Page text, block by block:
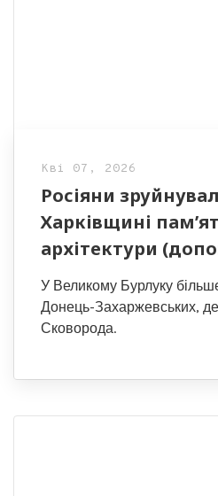
Кві 07, 2026
Росіяни
Харківщині
архітектури
У Великому Бурлуку
Донець-Захаржевських,
Сковорода.